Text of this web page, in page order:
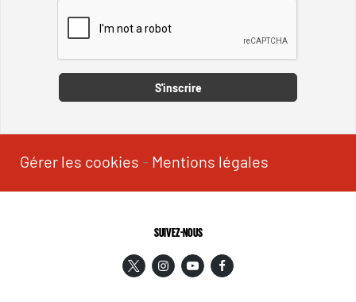
S'inscrire
Gérer les cookies - Mentions légales
SUIVEZ-NOUS